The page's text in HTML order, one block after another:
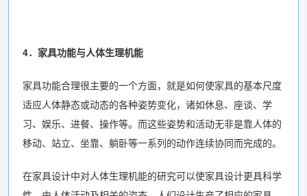
4．家具功能与人体生理机能
家具功能合理很主要的一个方面，就是如何使家具的基本尺度
适应人体静态或动态的各种姿势变化，诸如休息、座谈、学
习、娱乐、进餐、操作等。而这些姿势和活动无非是靠人体的
移动、站立、坐靠、躺卧等一系列的动作连续协同而完成的。
在家具设计中对人体生理机能的研究可以使家具设计更具科学